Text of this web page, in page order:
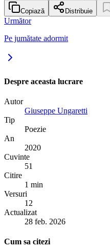
Copiază Distribuie
Următor
Pe jumătate adormit
Despre aceasta lucrare
Autor
Giuseppe Ungaretti
Tip
Poezie
An
2020
Cuvinte
51
Citire
1 min
Versuri
12
Actualizat
28 feb. 2026
Cum sa citezi